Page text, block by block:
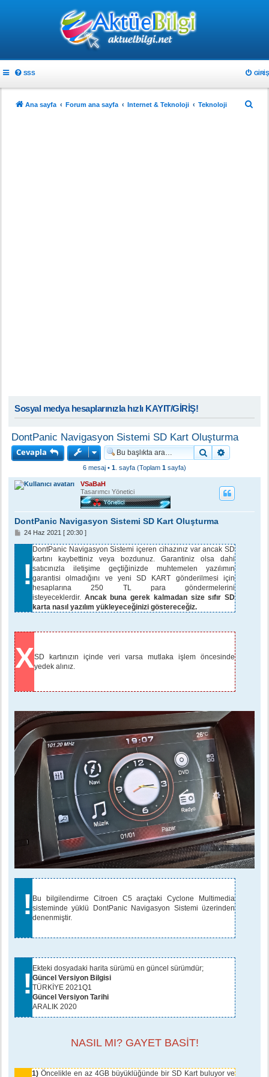
SSS GIRIŞ
Ana sayfa Forum ana sayfa Internet & Teknoloji Teknoloji
Sosyal medya hesaplarınızla hızlı KAYIT/GİRİŞ!
DontPanic Navigasyon Sistemi SD Kart Oluşturma
Cevapla
Ara
6 mesaj • 1 . sayfa (Toplam 1 sayfa)
VSaBaH
Tasarımcı Yönetici
DontPanic Navigasyon Sistemi SD Kart Oluşturma
M
24 Haz 2021 [ 20:30 ]
!
DontPanic Navigasyon Sistemi içeren cihazınız var ancak SD
kartını kaybettiniz veya bozdunuz. Garantiniz olsa dahi
satıcınızla iletişime geçtiğinizde muhtemelen yazılımın
garantisi olmadığını ve yeni SD KART gönderilmesi için
hesaplarına 250 TL para göndermelerini
isteyeceklerdir. Ancak buna gerek kalmadan size sıfır SD
karta nasıl yazılım yükleyeceğinizi göstereceğiz.
XSD kartınızın içinde veri varsa mutlaka işlem öncesinde
yedek alınız.
! Bu bilgilendirme Citroen C5 araçtaki Cyclone Multimedia
sisteminde yüklü DontPanic Navigasyon Sistemi üzerinden
denenmiştir.
! Ekteki dosyadaki harita sürümü en güncel sürümdür;
Güncel Versiyon Bilgisi
TÜRKİYE 2021Q1
Güncel Versiyon Tarihi
ARALIK 2020
NASIL MI? GAYET BASİT!
1) Öncelikle en az 4GB büyüklüğünde bir SD Kart buluyor ve